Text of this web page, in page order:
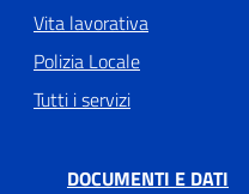
Vita lavorativa
Polizia Locale
Tutti i servizi
DOCUMENTI E DATI